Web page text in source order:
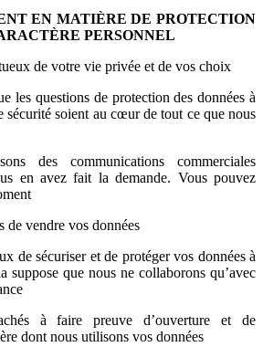
EN MATIÈRE DE PROTECTION
PERSONNEL
de votre vie privée et de vos choix
les questions de protection des données à
sécurité soient au cœur de tout ce que nous
des communications commerciales
en avez fait la demande. Vous pouvez
de vendre vos données
de sécuriser et de protéger vos données à
suppose que nous ne collaborons qu’avec
à faire preuve d’ouverture et de
dont nous utilisons vos données